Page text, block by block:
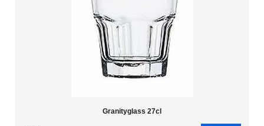
Granityglass 27cl